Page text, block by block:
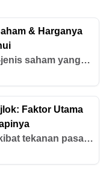
& Harganya
saham yang
saham biasa,
lain-lain. Yuk, cari
di artikel ini!
Faktor Utama
tekanan pasar
tahu penyebab
investasi yang